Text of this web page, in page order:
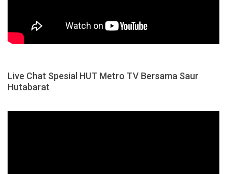
Live Chat Spesial HUT Metro TV Bersama Saur
Hutabarat